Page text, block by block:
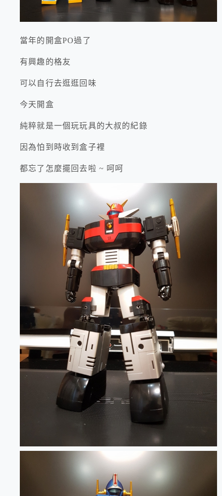
當年的開盒PO過了
有興趣的格友
可以自行去逛逛回味
今天開盒
純粹就是一個玩玩具的大叔的紀錄
因為怕到時收到盒子裡
都忘了怎麼擺回去啦 ~ 呵呵